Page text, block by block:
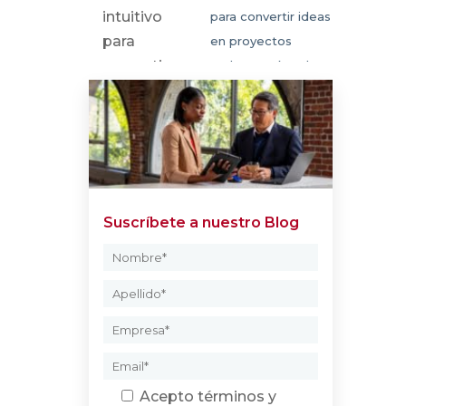
para convertir ideas
en proyectos
reales en SketchUp
Suscríbete a nuestro Blog
Acepto términos y